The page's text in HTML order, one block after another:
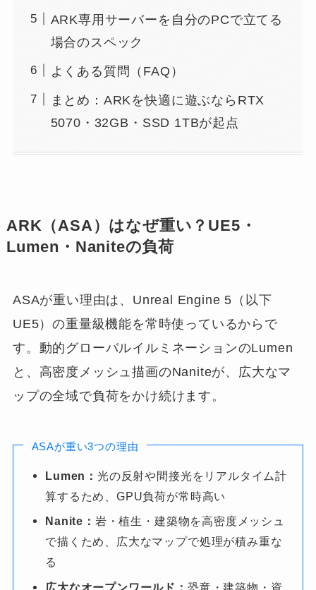
ARK専用サーバーを自分のPCで立てる
場合のスペック
よくある質問（FAQ）
まとめ：ARKを快適に遊ぶならRTX
5070・32GB・SSD 1TBが起点
ARK（ASA）はなぜ重い？UE5・
Lumen・Naniteの負荷
ASAが重い理由は、Unreal Engine 5（以下
UE5）の重量級機能を常時使っているからで
す。動的グローバルイルミネーションのLumen
と、高密度メッシュ描画のNaniteが、広大なマ
ップの全域で負荷をかけ続けます。
ASAが重い3つの理由
Lumen：光の反射や間接光をリアルタイム計
算するため、GPU負荷が常時高い
Nanite： 岩・植生・建築物を高密度メッシュ
で描くため、広大なマップで処理が積み重な
る
広大なオープンワールド： 恐竜・建築物・資